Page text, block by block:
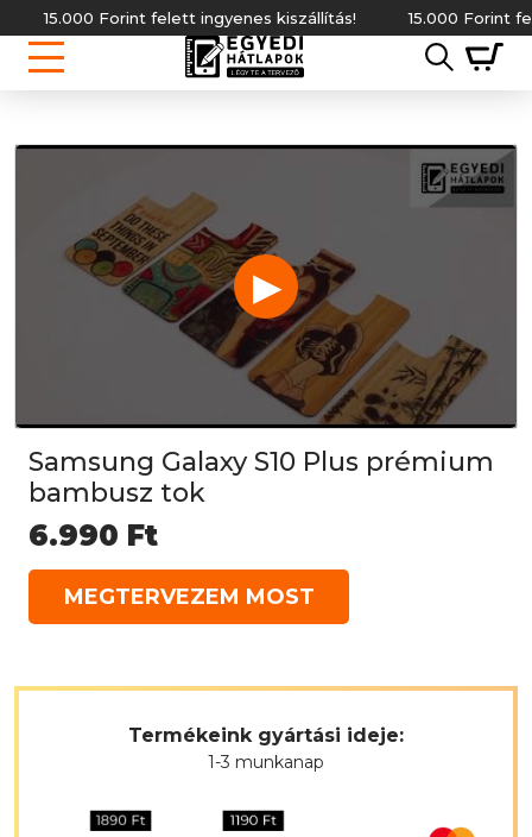
15.000 Forint felett ingyenes kiszállítás! 15.000 Forint felett
▶
Samsung Galaxy S10 Plus prémium
bambusz tok
6.990 Ft
MEGTERVEZEM MOST
Termékeink gyártási ideje:
1-3 munkanap